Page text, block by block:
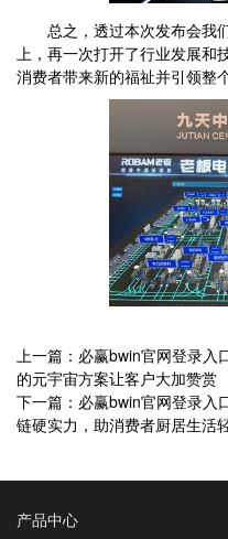
总之，透过本次发布会我
上，再一次打开了行业发展和
消费者带来新的福祉并引领整
上一篇：必赢bwin官网登录入
的元宇宙方案让客户大加赞赏
下一篇：必赢bwin官网登录入
链硬实力，助消费者厨居生活
产品中心